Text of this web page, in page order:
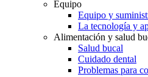
Equipo
Equipo y
La tecnología y
Alimentación y salud
Salud bucal
Cuidado dental
Problemas para